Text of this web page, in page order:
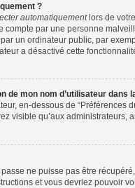
?
automatiquementlors de
compte par une personne
un ordinateur public, par
a désactivé cette
de mon nom d’utilisateur dans
en-dessous de “Préférences
visible qu’aux
ne puisse pas être
et vous devriez pouvoir